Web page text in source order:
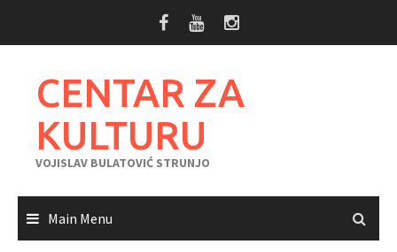
CENTAR ZA
KULTURU
VOJISLAV BULATOVIĆ STRUNJO
Main Menu